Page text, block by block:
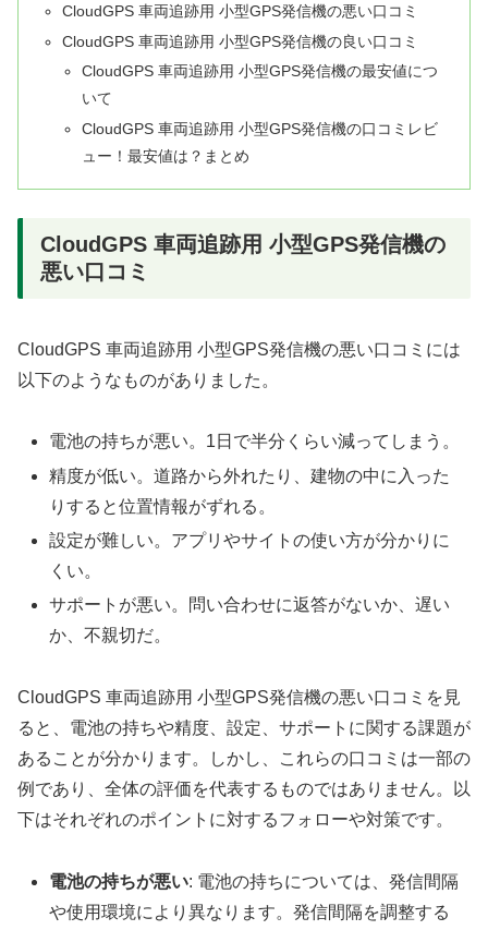
CloudGPS 車両追跡用 小型GPS発信機の悪い口コミ
CloudGPS 車両追跡用 小型GPS発信機の良い口コミ
CloudGPS 車両追跡用 小型GPS発信機の最安値につ
いて
CloudGPS 車両追跡用 小型GPS発信機の口コミレビ
ュー！最安値は？まとめ
CloudGPS 車両追跡用 小型GPS発信機の
悪い口コミ
CloudGPS 車両追跡用 小型GPS発信機の悪い口コミには
以下のようなものがありました。
電池の持ちが悪い。1日で半分くらい減ってしまう。
精度が低い。道路から外れたり、建物の中に入った
りすると位置情報がずれる。
設定が難しい。アプリやサイトの使い方が分かりに
くい。
サポートが悪い。問い合わせに返答がないか、遅い
か、不親切だ。
CloudGPS 車両追跡用 小型GPS発信機の悪い口コミを見
ると、電池の持ちや精度、設定、サポートに関する課題が
あることが分かります。しかし、これらの口コミは一部の
例であり、全体の評価を代表するものではありません。以
下はそれぞれのポイントに対するフォローや対策です。
電池の持ちが悪い: 電池の持ちについては、発信間隔
や使用環境により異なります。発信間隔を調整する